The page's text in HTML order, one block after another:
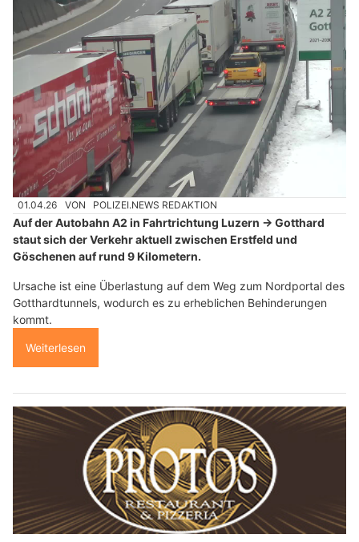
01.04.26 VON POLIZEI.NEWS REDAKTION
Auf der Autobahn A2 in Fahrtrichtung Luzern → Gotthard
staut sich der Verkehr aktuell zwischen Erstfeld und
Göschenen auf rund 9 Kilometern.
Ursache ist eine Überlastung auf dem Weg zum Nordportal des
Gotthardtunnels, wodurch es zu erheblichen Behinderungen
kommt.
Weiterlesen